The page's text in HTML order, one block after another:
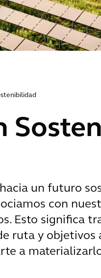
un futuro
con
Esto significa
ruta y objetivos
a